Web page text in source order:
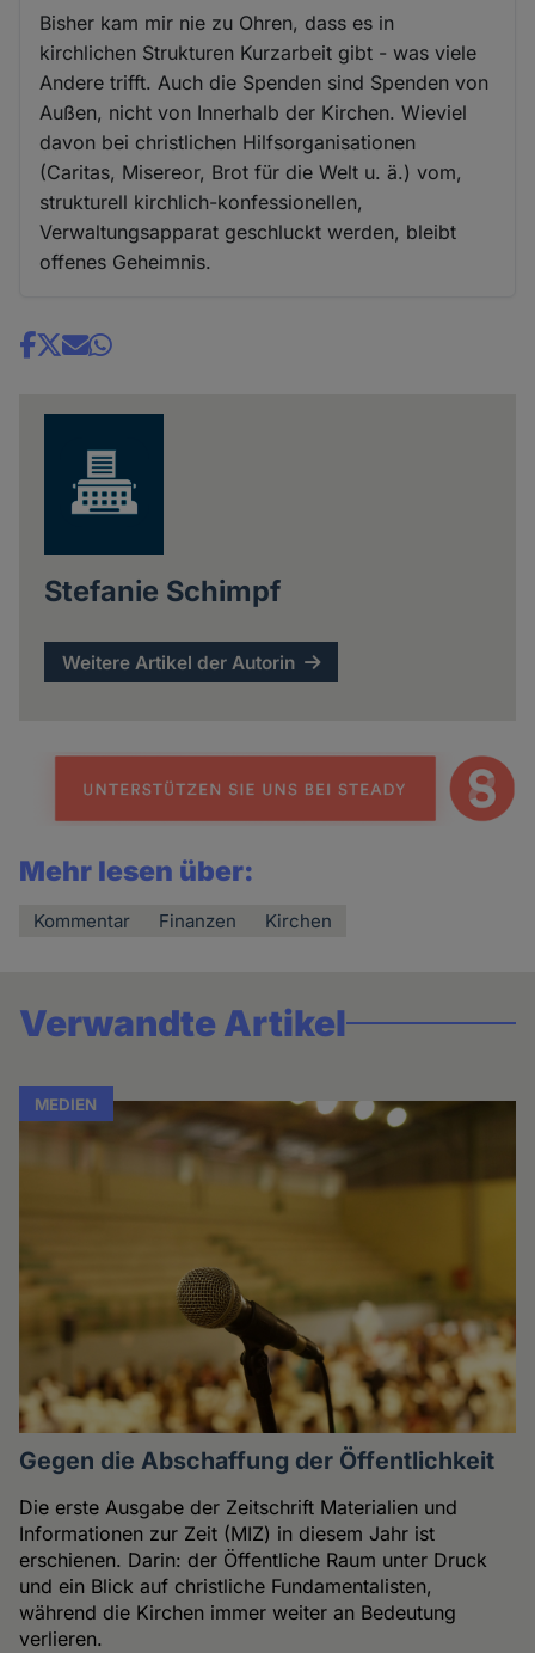
Bisher kam mir nie zu Ohren, dass es in
kirchlichen Strukturen Kurzarbeit gibt - was viele
Andere trifft. Auch die Spenden sind Spenden von
Außen, nicht von Innerhalb der Kirchen. Wieviel
davon bei christlichen Hilfsorganisationen
(Caritas, Misereor, Brot für die Welt u. ä.) vom,
strukturell kirchlich-konfessionellen,
Verwaltungsapparat geschluckt werden, bleibt
offenes Geheimnis.
Share
Stefanie Schimpf
Weitere Artikel der Autorin
Mehr lesen über:
Kommentar Finanzen Kirchen
Verwandte Artikel
MEDIEN
Gegen die Abschaffung der Öffentlichkeit
Die erste Ausgabe der Zeitschrift Materialien und
Informationen zur Zeit (MIZ) in diesem Jahr ist
erschienen. Darin: der Öffentliche Raum unter Druck
und ein Blick auf christliche Fundamentalisten,
während die Kirchen immer weiter an Bedeutung
verlieren.